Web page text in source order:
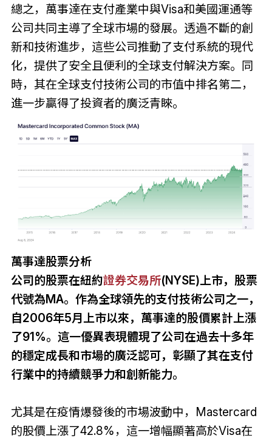
總之，萬事達在支付產業中與Visa和美國運通等
公司共同主導了全球市場的發展。透過不斷的創
新和技術進步，這些公司推動了支付系統的現代
化，提供了安全且便利的全球支付解決方案。同
時，其在全球支付技術公司的市值中排名第二，
進一步贏得了投資者的廣泛青睞。
萬事達股票分析
公司的股票在紐約證券交易所(NYSE)上市，股票
代號為MA。作為全球領先的支付技術公司之一，
自2006年5月上市以來，萬事達的股價累計上漲
了91%。這一優異表現體現了公司在過去十多年
的穩定成長和市場的廣泛認可，彰顯了其在支付
行業中的持續競爭力和創新能力。
尤其是在疫情爆發後的市場波動中，Mastercard
的股價上漲了42.8%，這一增幅顯著高於Visa在